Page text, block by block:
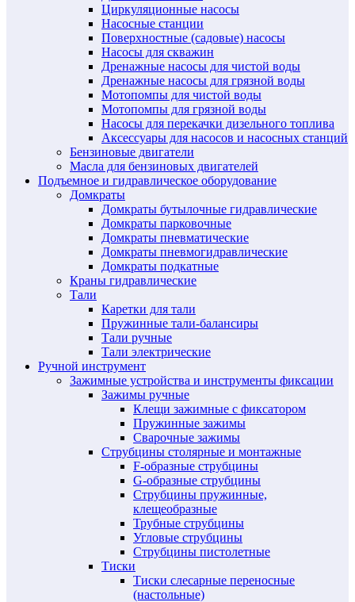
Циркуляционные насосы
Насосные станции
Поверхностные (садовые) насосы
Насосы для скважин
Дренажные насосы для чистой воды
Дренажные насосы для грязной воды
Мотопомпы для чистой воды
Мотопомпы для грязной воды
Насосы для перекачки дизельного топлива
Аксессуары для насосов и насосных станций
Бензиновые двигатели
Масла для бензиновых двигателей
Подъемное и гидравлическое оборудование
Домкраты
Домкраты бутылочные гидравлические
Домкраты парковочные
Домкраты пневматические
Домкраты пневмогидравлические
Домкраты подкатные
Краны гидравлические
Тали
Каретки для тали
Пружинные тали-балансиры
Тали ручные
Тали электрические
Ручной инструмент
Зажимные устройства и инструменты фиксации
Зажимы ручные
Клещи зажимные с фиксатором
Пружинные зажимы
Сварочные зажимы
Струбцины столярные и монтажные
F-образные струбцины
G-образные струбцины
Струбцины пружинные,
клещеобразные
Трубные струбцины
Угловые струбцины
Струбцины пистолетные
Тиски
Тиски слесарные переносные
(настольные)